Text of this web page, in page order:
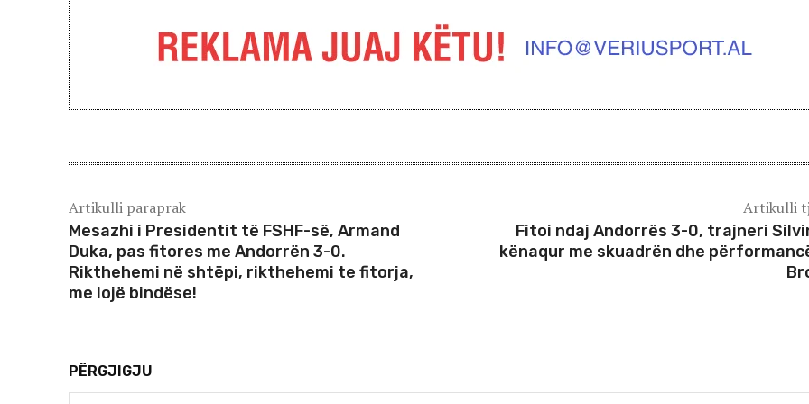
Artikulli paraprak
Mesazhi i Presidentit të FSHF-së, Armand
Duka, pas fitores me Andorrën 3-0.
Rikthehemi në shtëpi, rikthehemi te fitorja,
me lojë bindëse!
Artikulli
Fitoi ndaj Andorrës 3-0, trajneri
kënaqur me skuadrën dhe
PËRGJIGJU